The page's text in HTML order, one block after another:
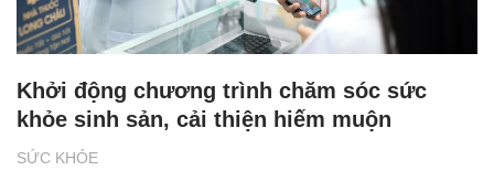
SỨC KHỎE
Khởi động chương trình chăm sóc sức
khỏe sinh sản, cải thiện hiếm muộn